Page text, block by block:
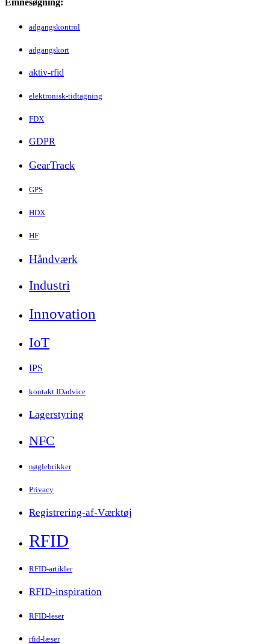
Emnesøgning:
adgangskontrol
adgangskort
aktiv-rfid
elektronisk-tidtagning
FDX
GDPR
GearTrack
GPS
HDX
HF
Håndværk
Industri
Innovation
IoT
IPS
kontakt IDadvice
Lagerstyring
NFC
nøglebrikker
Privacy
Registrering-af-Værktøj
RFID
RFID-artikler
RFID-inspiration
RFID-leser
rfid-læser